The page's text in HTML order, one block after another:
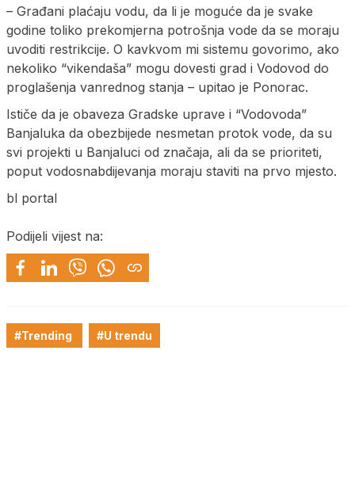
– Građani plaćaju vodu, da li je moguće da je svake
godine toliko prekomjerna potrošnja vode da se moraju
uvoditi restrikcije. O kavkvom mi sistemu govorimo, ako
nekoliko “vikendaša” mogu dovesti grad i Vodovod do
proglašenja vanrednog stanja – upitao je Ponorac.
Ističe da je obaveza Gradske uprave i “Vodovoda”
Banjaluka da obezbijede nesmetan protok vode, da su
svi projekti u Banjaluci od značaja, ali da se prioriteti,
poput vodosnabdijevanja moraju staviti na prvo mjesto.
bl portal
Podijeli vijest na:
#Trending #U trendu